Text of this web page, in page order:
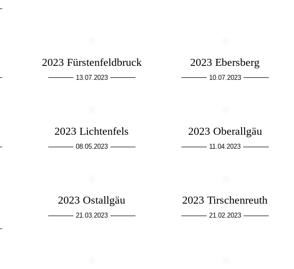
2023 Fürstenfeldbruck
13.07.2023
2023 Ebersberg
10.07.2023
2023 Lichtenfels
08.05.2023
2023 Oberallgäu
11.04.2023
2023 Ostallgäu
21.03.2023
2023 Tirschenreuth
21.02.2023